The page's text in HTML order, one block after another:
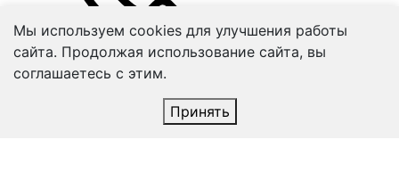
Мы используем cookies для улучшения работы
сайта. Продолжая использование сайта, вы
соглашаетесь с этим.
Принять